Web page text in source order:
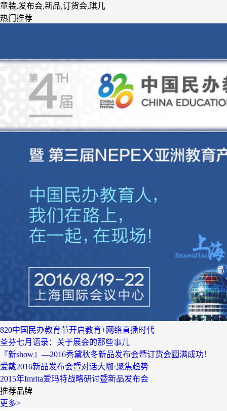
童装,发布会,新品,订货会,琪儿
热门推荐
820中国民办教育节开启教育+网络直播时代
荃芬七月语录：关于展会的那些事儿
『新show』—2016秀黛秋冬新品发布会暨订货会圆满成功！
爱戴2016新品发布会暨对话大咖·聚焦趋势
2015年Imrita爱玛特战略研讨暨新品发布会
推荐品牌
更多>